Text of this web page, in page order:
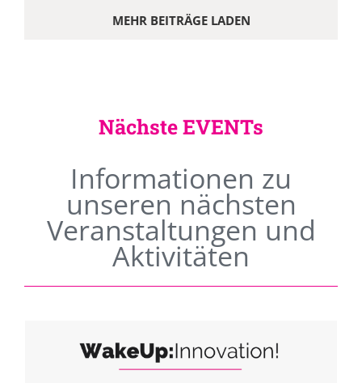
MEHR BEITRÄGE LADEN
Nächste EVENTs
Informationen zu
unseren nächsten
Veranstaltungen und
Aktivitäten